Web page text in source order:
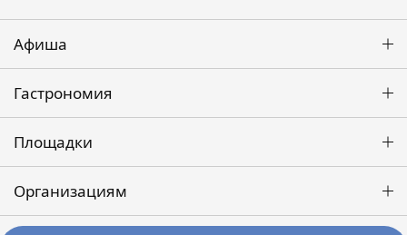
Афиша
Гастрономия
Площадки
Организациям